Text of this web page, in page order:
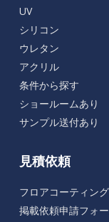
UV
シリコン
ウレタン
アクリル
条件から探す
ショールームあり
サンプル送付あり
見積依頼
フロアコーティン
掲載依頼申請フォ